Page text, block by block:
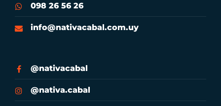
098 26 56 26
info@nativacabal.com.uy
@nativacabal
@nativa.cabal